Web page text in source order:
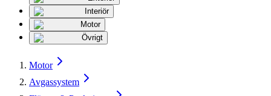
Interiör
Motor
Övrigt
Motor
Avgassystem